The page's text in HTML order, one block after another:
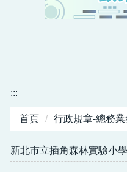
:::
首頁 行政規章-總務業
新北市立插角森林實驗小